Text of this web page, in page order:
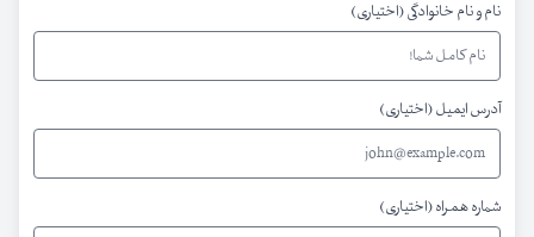
نام و نام خانوادگی (اختیاری)
آدرس ایمیل (اختیاری)
شماره همراه (اختیاری)